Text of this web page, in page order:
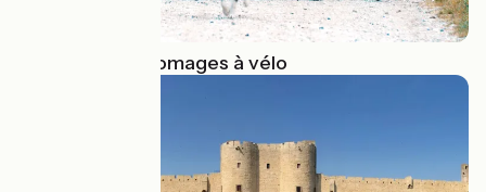
La Route des fromages à vélo